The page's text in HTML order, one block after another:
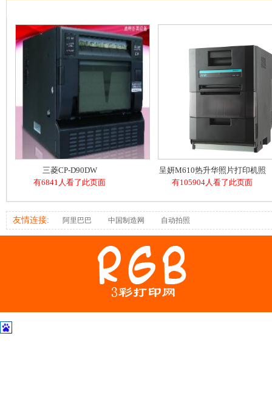
三菱CP-D90DW
有6841人看了此页面
呈妍M610热升华照片打印机照
相馆文印店证件照
有105904人看了此页面
友情连接: 阿里巴巴 中国制造网 自动拍照